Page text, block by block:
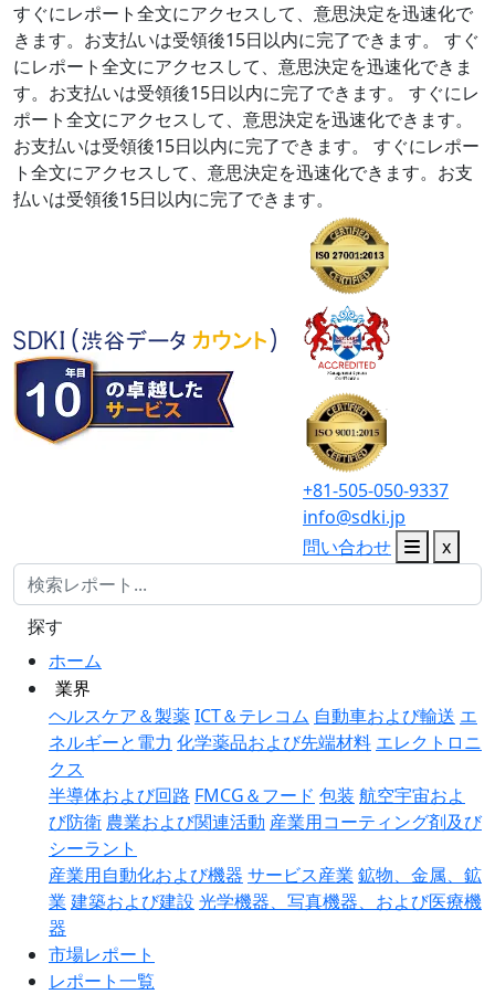
すぐにレポート全文にアクセスして、意思決定を迅速化で
きます。お支払いは受領後15日以内に完了できます。
すぐ
にレポート全文にアクセスして、意思決定を迅速化できま
す。お支払いは受領後15日以内に完了できます。
すぐにレ
ポート全文にアクセスして、意思決定を迅速化できます。
お支払いは受領後15日以内に完了できます。
すぐにレポー
ト全文にアクセスして、意思決定を迅速化できます。お支
払いは受領後15日以内に完了できます。
+81-505-050-9337
info@sdki.jp
問い合わせ
x
ホーム
業界
ヘルスケア＆製薬ICT＆テレコム 自動車および輸送 エ
ネルギーと電力 化学薬品および先端材料 エレクトロニ
クス
半導体および回路 FMCG＆フード 包装 航空宇宙およ
び防衛 農業および関連活動 産業用コーティング剤及び
シーラント
産業用自動化および機器 サービス産業 鉱物、金属、鉱
業 建築および建設 光学機器、写真機器、および医療機
器
市場レポート
レポート一覧
探す